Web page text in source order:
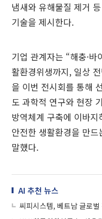
냄새와 유해물질 제거
기술을 제시한다.
기업 관계자는 “해충·
활환경위생까지, 일상
을 이번 전시회를 통해
도 과학적 연구와 현장
방역체계 구축에 이바
안전한 생활환경을 만
말했다.
AI 추천 뉴스